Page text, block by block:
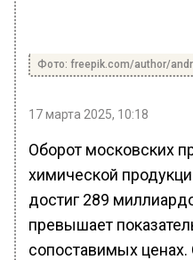
Фото: freepik.com/author/
17 марта 2025, 10:18
Оборот московских
химической
достиг 289
превышает
сопоставимых